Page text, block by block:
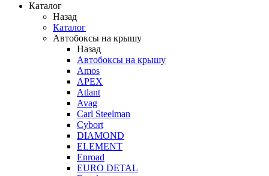
Каталог
Назад
Каталог
Автобоксы на крышу
Назад
Автобоксы на крышу
Amos
APEX
Atlant
Avag
Carl Steelman
Cybort
DIAMOND
ELEMENT
Enroad
EURO DETAL